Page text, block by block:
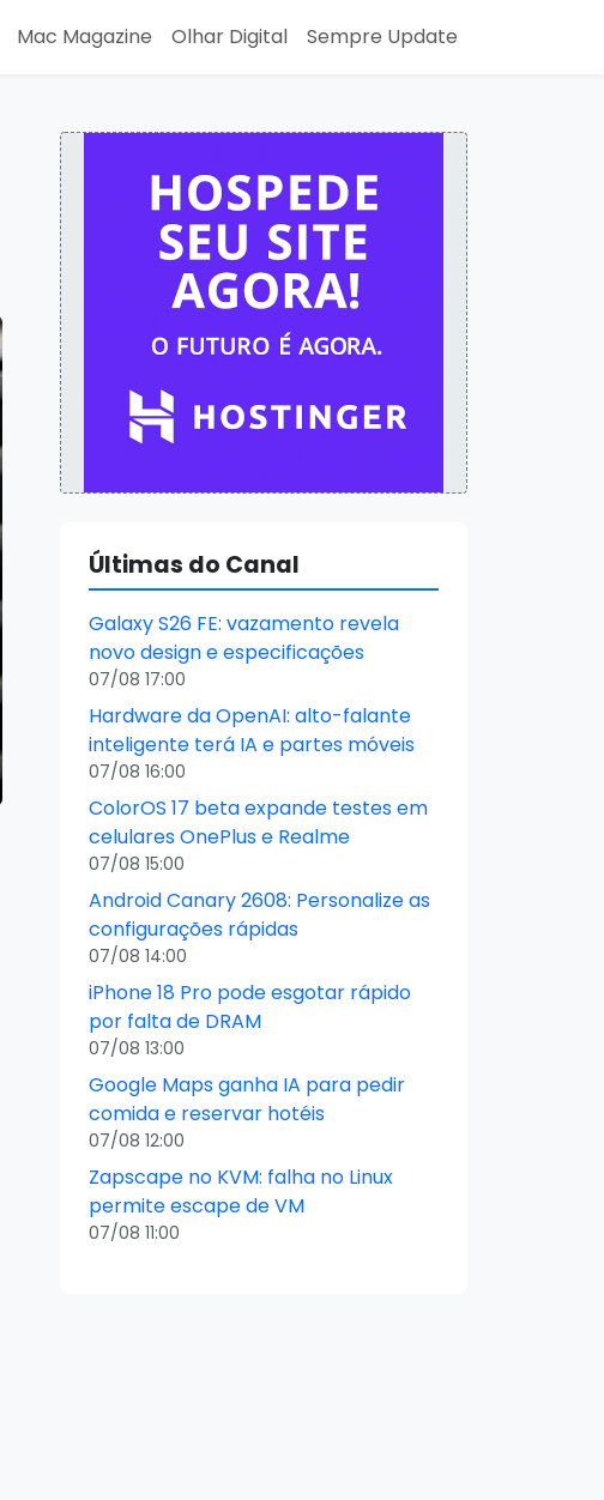
Mac Magazine Olhar Digital Sempre Update
Últimas do Canal
Galaxy S26 FE: vazamento revela
novo design e especificações
07/08 17:00
Hardware da OpenAI: alto-falante
inteligente terá IA e partes móveis
07/08 16:00
ColorOS 17 beta expande testes em
celulares OnePlus e Realme
07/08 15:00
Android Canary 2608: Personalize as
configurações rápidas
07/08 14:00
iPhone 18 Pro pode esgotar rápido
por falta de DRAM
07/08 13:00
Google Maps ganha IA para pedir
comida e reservar hotéis
07/08 12:00
Zapscape no KVM: falha no Linux
permite escape de VM
07/08 11:00